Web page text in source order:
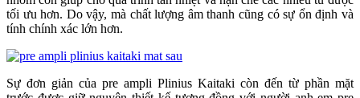
tối ưu hơn. Do vậy, mà chất lượng âm thanh cũng có sự ổn định và
tính chính xác lớn hơn.
Sự đơn giản của pre ampli Plinius Kaitaki còn đến từ phần mặt